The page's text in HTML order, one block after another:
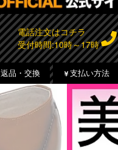
電話注文はコチラ
受付時間:10時～17時
返品・交換 支払い方法